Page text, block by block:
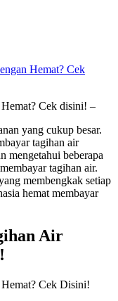
Hemat? Cek
Cek disini! –
yang cukup besar.
tagihan air
mengetahui beberapa
tagihan air.
membengkak setiap
hemat membayar
Air
Cek Disini!